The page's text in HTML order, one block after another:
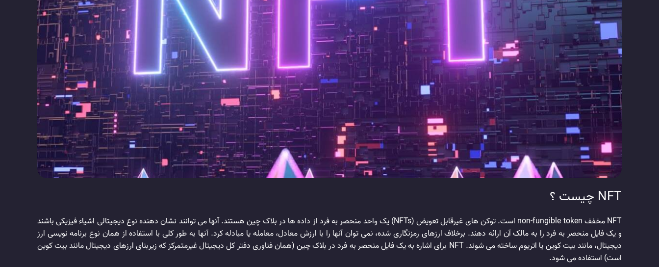
NFT چیست ؟
NFT مخفف non-fungible token است. توکن ‌های غیرقابل تعویض (NFTs) یک واحد منحصر به فرد از داده ها در بلاک چین هستند. آنها می توانند نشان دهنده نوع دیجیتالی اشیاء فیزیکی باشند
و یک فایل منحصر به فرد را به مالک آن ارائه دهند. برخلاف ارزهای رمزنگاری شده، نمی توان آنها را با ارزش معادل، معامله یا مبادله کرد. آنها به طور کلی با استفاده از همان نوع برنامه نویسی ارز
دیجیتال، مانند بیت کوین یا اتریوم ساخته می شوند. NFT برای اشاره به یک فایل منحصر به فرد در بلاک چین (همان فناوری دفتر کل دیجیتال غیرمتمرکز که زیربنای ارزهای دیجیتال مانند بیت کوین
است) استفاده می شود.